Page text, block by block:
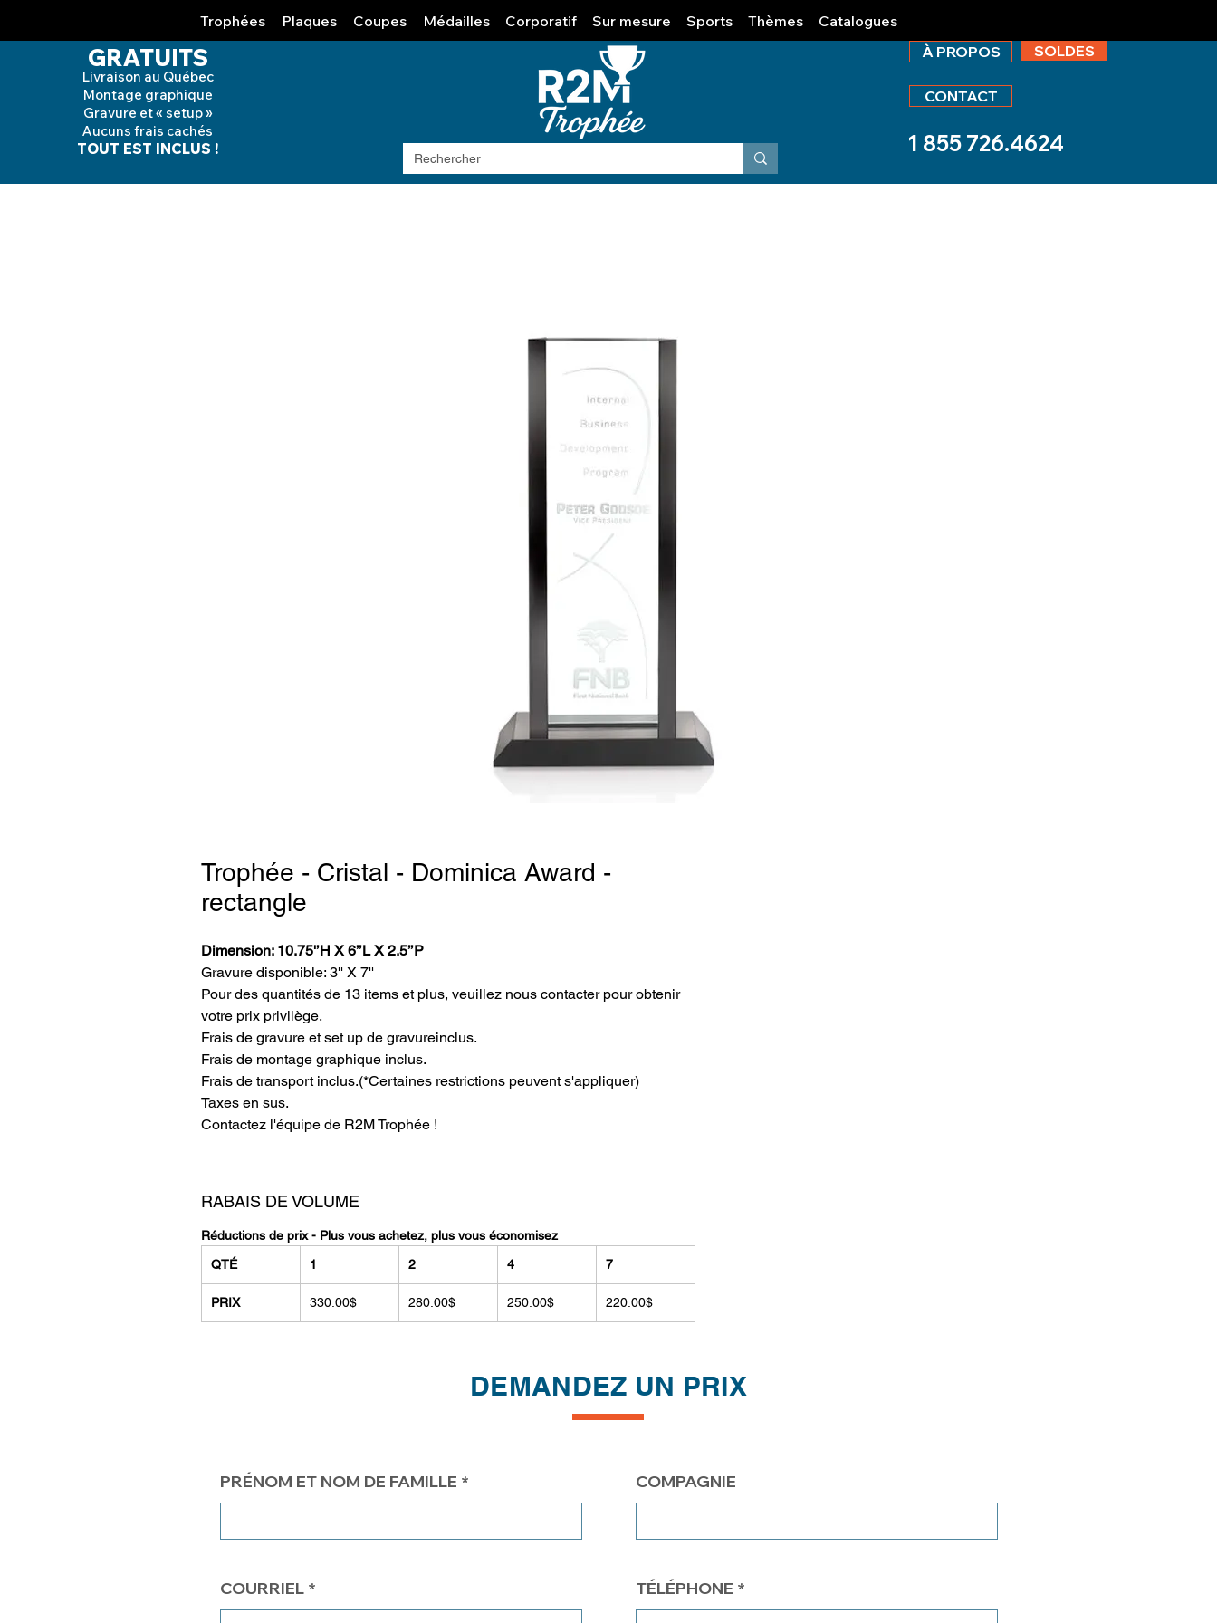
Trophées Plaques Coupes Médailles Corporatif Sur mesure Sports Thèmes Catalogues
GRATUITS
Livraison au Québec
Montage graphique
Gravure et « setup »
Aucuns frais cachés
TOUT EST INCLUS !
À PROPOS SOLDES
CONTACT
1 855 726.4624
Trophée - Cristal - Dominica Award -
rectangle
Dimension: 10.75'’H X 6’’L X 2.5’’P
Gravure disponible: 3'' X 7''
Pour des quantités de 13 items et plus, veuillez nous contacter pour obtenir
votre prix privilège.
Frais de gravure et set up de gravureinclus.
Frais de montage graphique inclus.
Frais de transport inclus.(*Certaines restrictions peuvent s'appliquer)
Taxes en sus.
Contactez l'équipe de R2M Trophée !
RABAIS DE VOLUME
Réductions de prix - Plus vous achetez, plus vous économisez
QTÉ
1 2 4 7
PRIX 330.00$ 280.00$ 250.00$ 220.00$
DEMANDEZ UN PRIX
PRÉNOM ET NOM DE FAMILLE
COURRIEL
COMPAGNIE
TÉLÉPHONE